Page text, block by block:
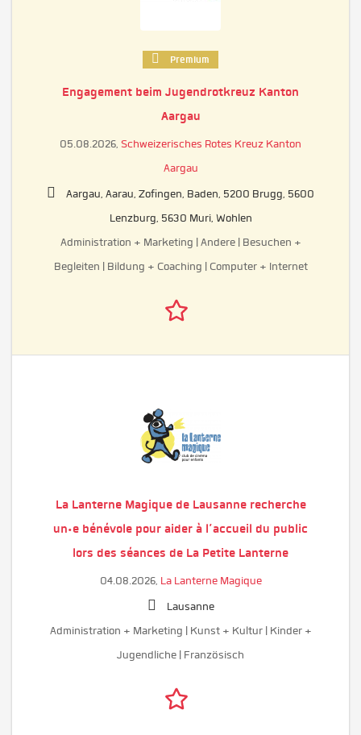
Premium
Engagement beim Jugendrotkreuz Kanton
Aargau
05.08.2026, Schweizerisches Rotes Kreuz Kanton
Aargau
Aargau, Aarau, Zofingen, Baden, 5200 Brugg, 5600
Lenzburg, 5630 Muri, Wohlen
Administration + Marketing | Andere | Besuchen +
Begleiten | Bildung + Coaching | Computer + Internet
La Lanterne Magique de Lausanne recherche
un·e bénévole pour aider à l’accueil du public
lors des séances de La Petite Lanterne
04.08.2026, La Lanterne Magique
Lausanne
Administration + Marketing | Kunst + Kultur | Kinder +
Jugendliche | Französisch